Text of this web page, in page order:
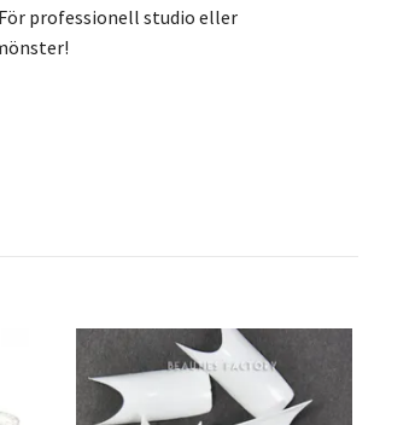
professionell studio eller